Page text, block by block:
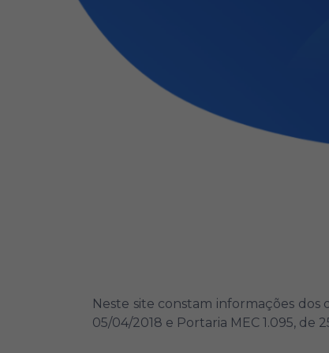
Neste site constam informações
05/04/2018 e Portaria MEC 1.095, de